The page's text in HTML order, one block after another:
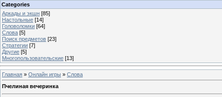
Categories
Аркады и экшн [85]
Настольные [14]
Головоломки [64]
Слова [5]
Поиск предметов [23]
Стратегии [7]
Другие [5]
Многопользовательские [13]
Главная » Онлайн игры » Слова
Пчелиная вечеринка